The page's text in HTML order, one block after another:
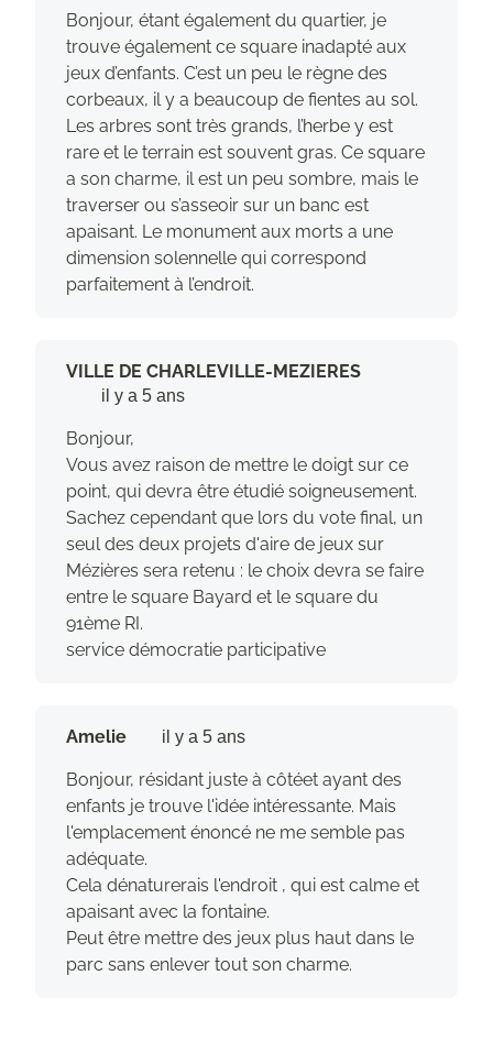
Bonjour, étant également du quartier, je
trouve également ce square inadapté aux
jeux d’enfants. C’est un peu le règne des
corbeaux, il y a beaucoup de fientes au sol.
Les arbres sont très grands, l’herbe y est
rare et le terrain est souvent gras. Ce square
a son charme, il est un peu sombre, mais le
traverser ou s’asseoir sur un banc est
apaisant. Le monument aux morts a une
dimension solennelle qui correspond
parfaitement à l’endroit.
VILLE DE CHARLEVILLE-MEZIERES
il y a 5 ans
Bonjour,
Vous avez raison de mettre le doigt sur ce
point, qui devra être étudié soigneusement.
Sachez cependant que lors du vote final, un
seul des deux projets d'aire de jeux sur
Mézières sera retenu : le choix devra se faire
entre le square Bayard et le square du
91ème RI.
service démocratie participative
Amelie il y a 5 ans
Bonjour, résidant juste à côtéet ayant des
enfants je trouve l'idée intéressante. Mais
l'emplacement énoncé ne me semble pas
adéquate.
Cela dénaturerais l'endroit , qui est calme et
apaisant avec la fontaine.
Peut être mettre des jeux plus haut dans le
parc sans enlever tout son charme.